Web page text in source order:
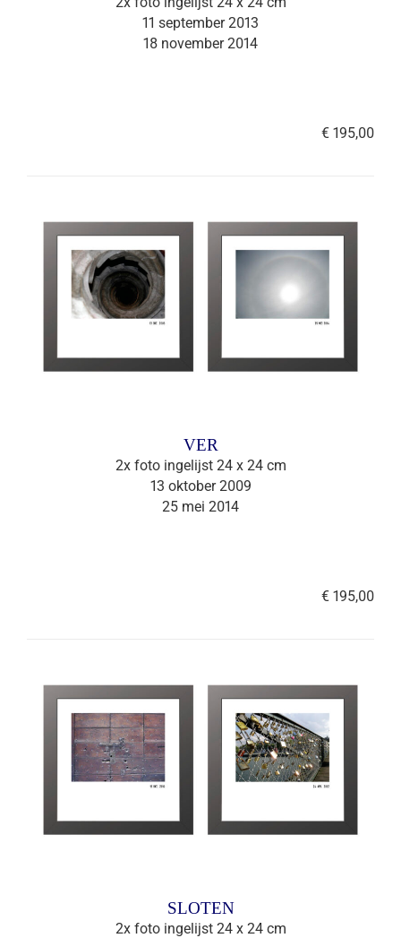
11 september 2013
18 november 2014
€ 195,00
VER
2x foto ingelijst 24 x 24 cm
13 oktober 2009
25 mei 2014
€ 195,00
SLOTEN
2x foto ingelijst 24 x 24 cm